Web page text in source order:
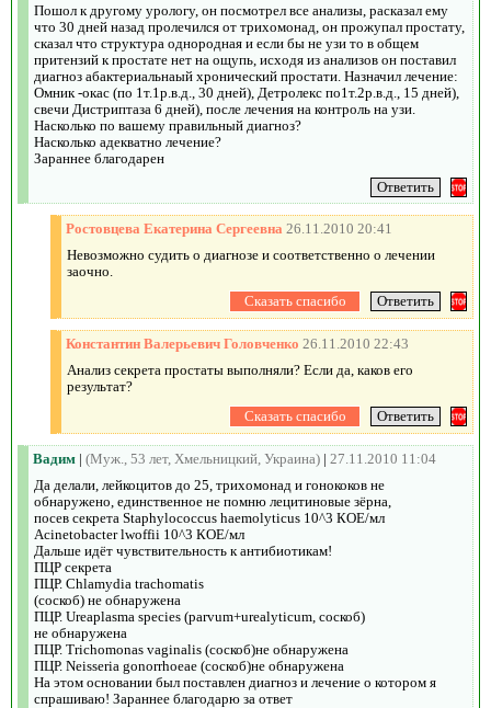
Пошол к другому урологу, он посмотрел все анализы, расказал ему
что 30 дней назад пролечился от трихомонад, он прожупал простату,
сказал что структура однородная и если бы не узи то в общем
притензий к простате нет на ощупь, исходя из анализов он поставил
диагноз абактериальнаый хронический простати. Назначил лечение:
Омник -окас (по 1т.1р.в.д., 30 дней), Детролекс по1т.2р.в.д., 15 дней),
свечи Дистриптаза 6 дней), после лечения на контроль на узи.
Насколько по вашему правильный диагноз?
Насколько адекватно лечение?
Зараннее благодарен
Ростовцева Екатерина Сергеевна 26.11.2010 20:41
Невозможно судить о диагнозе и соответственно о лечении
заочно.
Константин Валерьевич Головченко 26.11.2010 22:43
Анализ секрета простаты выполняли? Если да, каков его
результат?
Вадим | (Муж., 53 лет, Хмельницкий, Украина) | 27.11.2010 11:04
Да делали, лейкоцитов до 25, трихомонад и гонококов не
обнаружено, единственное не помню лецитиновые зёрна,
посев секрета Staphylococcus haemolyticus 10^3 КОЕ/мл
Acinetobacter lwoffii 10^3 КОЕ/мл
Дальше идёт чувствительность к антибиотикам!
ПЦР секрета
ПЦР. Chlamydia trachomatis
(соскоб) не обнаружена
ПЦР. Ureaplasma species (parvum+urealyticum, соскоб)
не обнаружена
ПЦР. Trichomonas vaginalis (соскоб)не обнаружена
ПЦР. Neisseria gonorrhoeae (соскоб)не обнаружена
На этом основании был поставлен диагноз и лечение о котором я
спрашиваю! Зараннее благодарю за ответ